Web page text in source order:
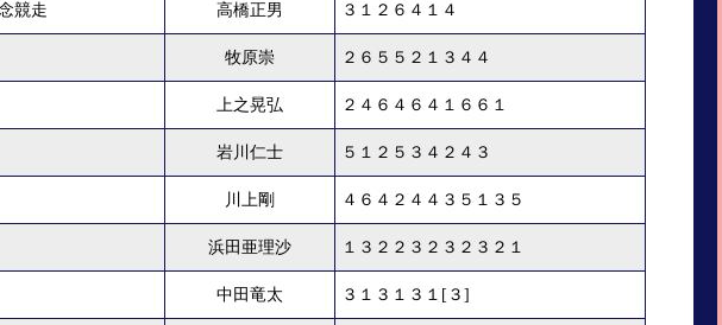
競走 高橋正男 ３１２６４１４
牧原崇 ２６５５２１３４４
上之晃弘 ２４６４６４１６６１
岩川仁士 ５１２５３４２４３
川上剛 ４６４２４４３５１３５
浜田亜理沙 １３２２３２３２３２１
中田竜太 ３１３１３１[３]